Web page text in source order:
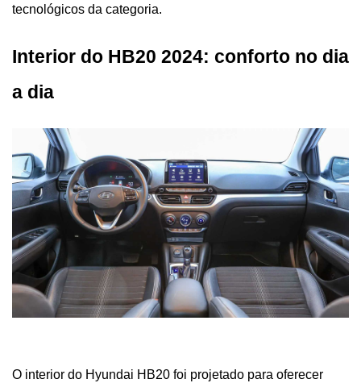
tecnológicos da categoria.
Interior do HB20 2024: conforto no dia
a dia
O interior do Hyundai HB20 foi projetado para oferecer